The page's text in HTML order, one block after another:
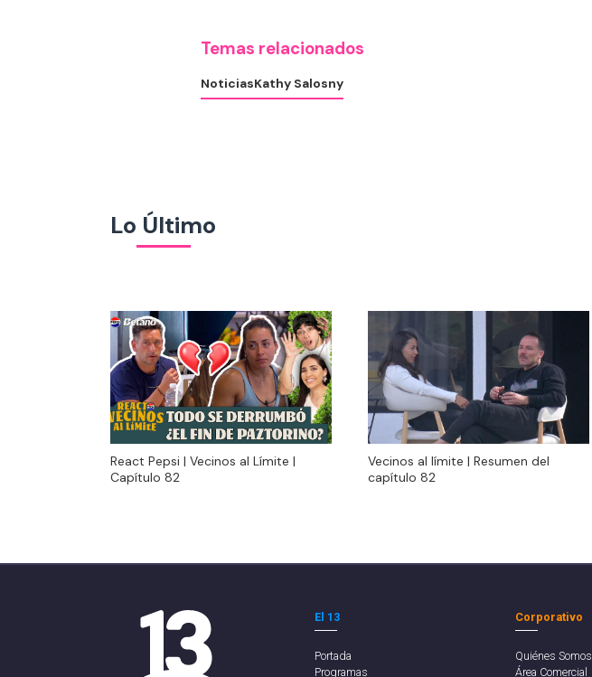
Temas relacionados
NoticiasKathy Salosny
Lo Último
Capítulo 82
React Pepsi | Vecinos al Límite |
Capítulo 82
capítulo 82
Vecinos al límite | Resumen del
capítulo 82
El 13
Portada
Programas
Corporativo
Quiénes Somos
Área Comercial